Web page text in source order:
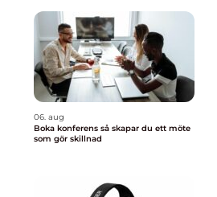
06. aug
Boka konferens så skapar du ett möte
som gör skillnad